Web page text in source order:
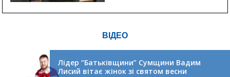
ВІДЕО
Лідер “Батьківщини” Сумщини Вадим
Лисий вітає жінок зі святом весни